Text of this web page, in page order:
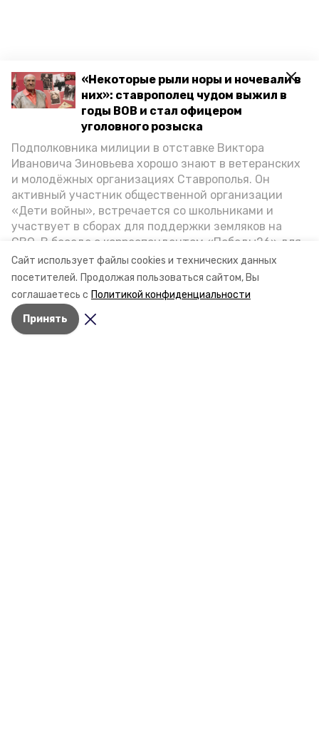
Сайт использует файлы cookies и технических данных
посетителей. Продолжая пользоваться сайтом, Вы
соглашаетесь с Политикой конфиденциальности
Принять
«Некоторые рыли норы и ночевали в
них»: ставрополец чудом выжил в
годы ВОВ и стал офицером
уголовного розыска
Подполковника милиции в отставке Виктора
Ивановича Зиновьева хорошо знают в ветеранских
и молодёжных организациях Ставрополья. Он
активный участник общественной организации
«Дети войны», встречается со школьниками и
участвует в сборах для поддержки земляков на
СВО. В беседе с корреспондентом «Победы26» для
спецпроекта «Дети Великой Отечественной»
ветеран рассказал о зверствах оккупантов в годы
ВОВ, о службе в Москве, «богатыре» Фиделе Кастро
и шпионе Пеньковском, о борьбе с криминалом на
Ставрополье.